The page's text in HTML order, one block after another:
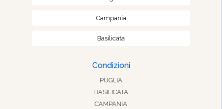
Campania
Basilicata
Condizioni
PUGLIA
BASILICATA
CAMPANIA